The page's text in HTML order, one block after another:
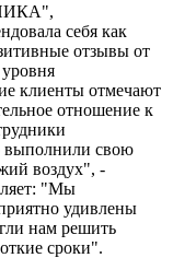
себя как
отзывы от
клиенты отмечают
отношение к
свою
воздух", -
"Мы
удивлены
нам решить
сроки".